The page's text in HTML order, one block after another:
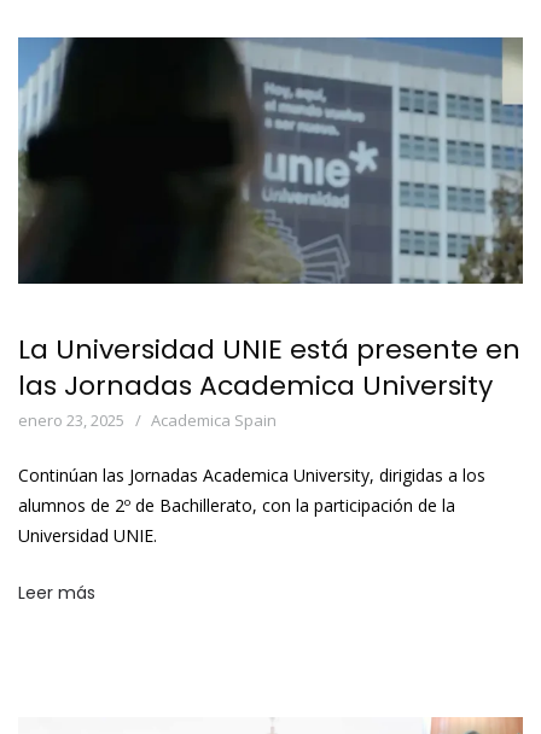
La Universidad UNIE está presente en
las Jornadas Academica University
enero 23, 2025 Academica Spain
Continúan las Jornadas Academica University, dirigidas a los
alumnos de 2º de Bachillerato, con la participación de la
Universidad UNIE.
Leer más